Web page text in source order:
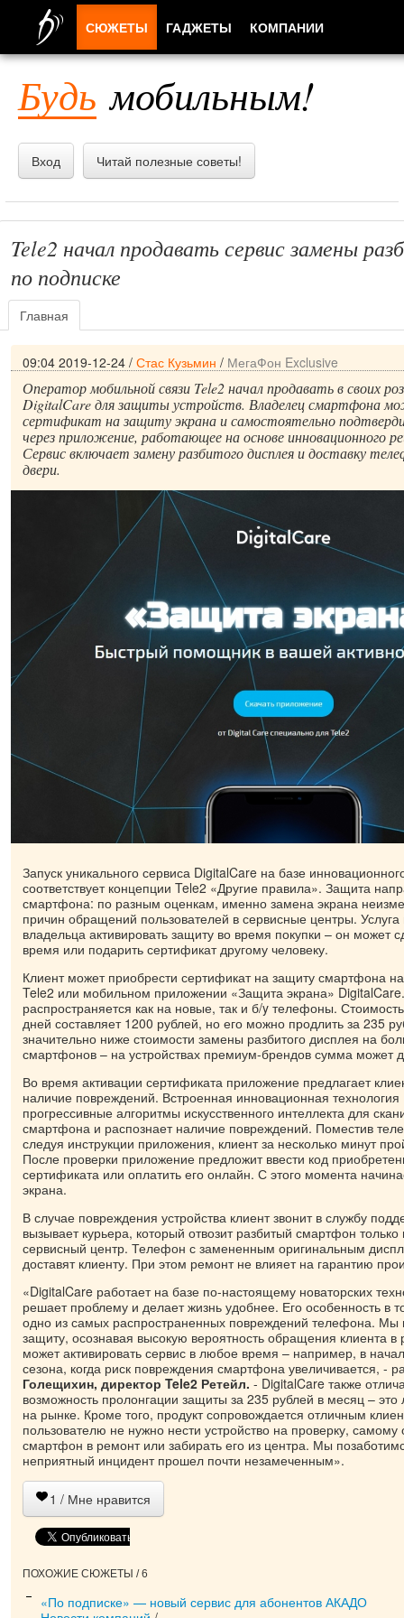
Будь мобильным!
Вход Читай полезные советы!
Tele2 начал продавать сервис замены
по подписке
Главная
09:04 2019-12-24 / Стас Кузьмин / МегаФон Exclusive
Оператор мобильной связи Tele2 начал продавать в своих
DigitalCare для защиты устройств. Владелец смартфона
сертификат на защиту экрана и самостоятельно
через приложение, работающее на основе инновационного
Сервис включает замену разбитого дисплея и доставку
двери.
Запуск уникального сервиса DigitalCare на базе
соответствует концепции Tele2 «Другие правила». Защита
смартфона: по разным оценкам, именно замена экрана
причин обращений пользователей в сервисные центры. Услуга
владельца активировать защиту во время покупки – он может
время или подарить сертификат другому человеку.
Клиент может приобрести сертификат на защиту смартфона
Tele2 или мобильном приложении «Защита экрана»
распространяется как на новые, так и б/y телефоны.
дней составляет 1200 рублей, но его можно продлить за 235
значительно ниже стоимости замены разбитого дисплея на
смартфонов – на устройствах премиум-брендов сумма может
Во время активации сертификата приложение предлагает
наличие повреждений. Встроенная инновационная технология
прогрессивные алгоритмы искусственного интеллекта для
смартфона и распознает наличие повреждений. Поместив
следуя инструкции приложения, клиент за несколько минут
После проверки приложение предложит ввести код
сертификата или оплатить его онлайн. С этого момента
экрана.
В случае повреждения устройства клиент звонит в службу
вызывает курьера, который отвозит разбитый смартфон
сервисный центр. Телефон с замененным оригинальным
доставят клиенту. При этом ремонт не влияет на гарантию
«DigitalCare работает на базе по-настоящему новаторских
решает проблему и делает жизнь удобнее. Его особенность в
одно из самых распространенных повреждений телефона. Мы
защиту, осознавая высокую вероятность обращения клиента в
может активировать сервис в любое время – например, в
сезона, когда риск повреждения смартфона увеличивается, -
Голещихин, директор Tele2 Ретейл. - DigitalCare также
возможность пролонгации защиты за 235 рублей в месяц –
на рынке. Кроме того, продукт сопровождается отличным
пользователю не нужно нести устройство на проверку,
смартфон в ремонт или забирать его из центра. Мы
неприятный инцидент прошел почти незамеченным».
1 / Мне нравится
ПОХОЖИЕ СЮЖЕТЫ / 6
«По подписке» — новый сервис для абонентов АКАДО
СЮЖЕТЫ ГАДЖЕТЫ КОМПАНИИ
ПРИЛОЖЕНИЯ